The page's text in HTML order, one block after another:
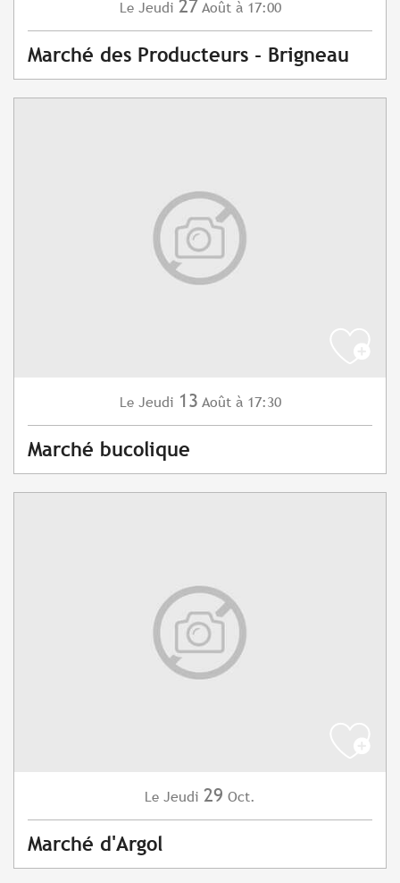
Le Jeudi 27 Août à 17:00
Marché des Producteurs - Brigneau
Le Jeudi 13 Août à 17:30
Marché bucolique
Le Jeudi 29 Oct.
Marché d'Argol